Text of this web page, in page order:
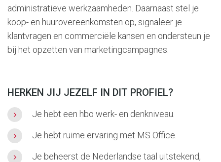
administratieve werkzaamheden. Daarnaast stel je
koop- en huurovereenkomsten op, signaleer je
klantvragen en commerciële kansen en ondersteun je
bij het opzetten van marketingcampagnes.
HERKEN JIJ JEZELF IN DIT PROFIEL?
Je hebt een hbo werk- en denkniveau.
Je hebt ruime ervaring met MS Office.
Je beheerst de Nederlandse taal uitstekend,